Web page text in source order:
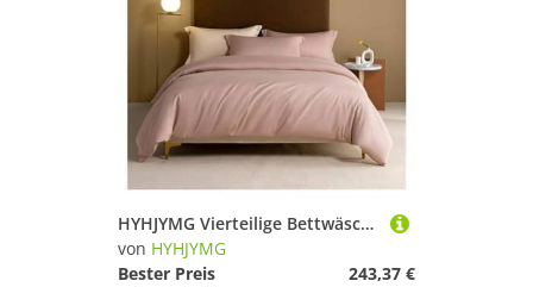
HYHJYMG Vierteilige Bettwäschesetbett Vier Stücke Set, graulila, Feste Farbbettbedeckungsbett/ausgestattete Blechkissen Kissen King Luxus weich 1000 tc Baumwollbett
von HYHJYMG
Bester Preis
243,37 €